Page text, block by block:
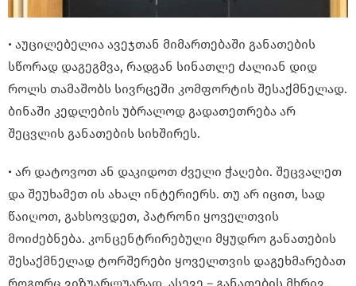
• აუცილებელია ავეჯთან მიმართებაში განათების
სწორად დაგეგმვა, რადგან სინათლე ძალიან დიდ
როლს თამაშობს სივრცეში კომფორტის შესაქმნელად.
ბინაში კედლების უბრალოდ გადათეთრება არ
შეცვლის განათების სიხშირეს.
• არ დატოვოთ ან დაკიდოთ ძველი ჭაღები. შეცვალეთ
და შეუხამეთ ის ახალ ინტერიერს. თუ არ იცით, სად
წაიღოთ, გახსოვდეთ, პატრონი ყოველთვის
მოიძებნება. კონცენტრირებული მყუდრო განათების
შესაქმნელად ტორშერები ყოველთვის დაგეხმარებათ